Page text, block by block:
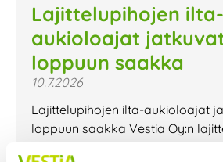
Lajittelupihojen ilta-
aukioloajat
loppuun saakka
10.7.2026
Lajittelupihojen ilta-aukioloajat
loppuun saakka Vestia Oy:n